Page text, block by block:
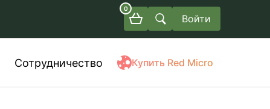
0
Войти
Сотрудничество Купить Red Micro